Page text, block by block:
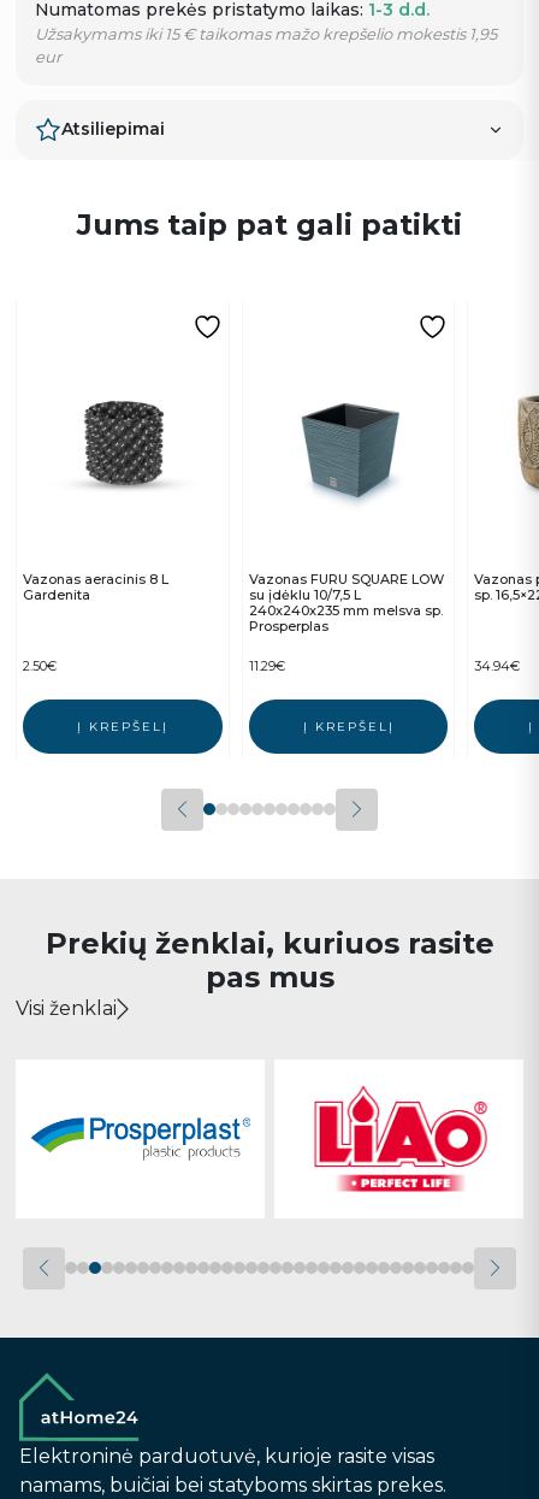
Numatomas prekės pristatymo laikas: 1-3 d.d.
Užsakymams iki 15 € taikomas mažo krepšelio mokestis 1,95
eur
Atsiliepimai
Jums taip pat gali patikti
Vazonas aeracinis 8 L
Gardenita
2.50€
Į KREPŠELĮ
Vazonas FURU SQUARE LOW
su įdėklu 10/7,5 L
240x240x235 mm melsva sp.
Prosperplas
11.29€
Į KREPŠELĮ
Vazonas
sp.
34.94€
Į
Prekių ženklai, kuriuos rasite
pas mus
Visi ženklai
Elektroninė parduotuvė, kurioje rasite visas
namams, buičiai bei statyboms skirtas prekes.